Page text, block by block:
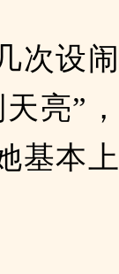
次设闹
亮”，
基本上